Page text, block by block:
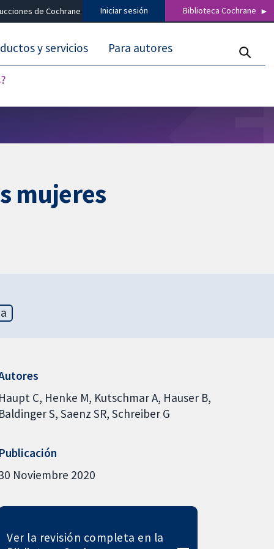
de Cochrane Iniciar sesión Biblioteca Cochrane
y servicios Para autores
mujeres
Haupt C Henke M Kutschmar A Hauser B
Baldinger S Saenz SR Schreiber G
Publicación
Noviembre 2020
Ver la revisión completa en la